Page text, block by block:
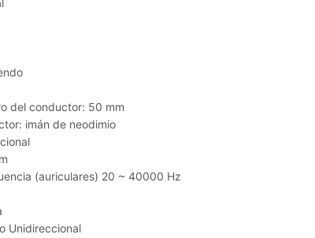
del conductor: 50 mm
imán de neodimio
(auriculares) 20 ~ 40000 Hz
Unidireccional